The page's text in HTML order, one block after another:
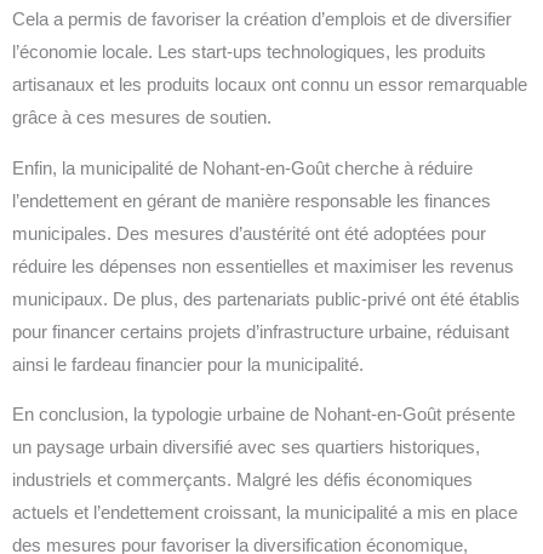
Cela a permis de favoriser la création d’emplois et de diversifier
l’économie locale. Les start-ups technologiques, les produits
artisanaux et les produits locaux ont connu un essor remarquable
grâce à ces mesures de soutien.
Enfin, la municipalité de Nohant-en-Goût cherche à réduire
l’endettement en gérant de manière responsable les finances
municipales. Des mesures d’austérité ont été adoptées pour
réduire les dépenses non essentielles et maximiser les revenus
municipaux. De plus, des partenariats public-privé ont été établis
pour financer certains projets d’infrastructure urbaine, réduisant
ainsi le fardeau financier pour la municipalité.
En conclusion, la typologie urbaine de Nohant-en-Goût présente
un paysage urbain diversifié avec ses quartiers historiques,
industriels et commerçants. Malgré les défis économiques
actuels et l’endettement croissant, la municipalité a mis en place
des mesures pour favoriser la diversification économique,